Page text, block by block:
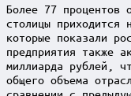
Более 77 процентов
столицы приходится
которые показали
предприятия также
миллиарда рублей,
общего объема